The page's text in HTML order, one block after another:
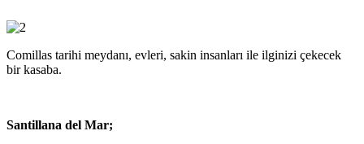
Comillas tarihi meydanı, evleri, sakin insanları ile ilginizi çekecek
bir kasaba.
Santillana del Mar;